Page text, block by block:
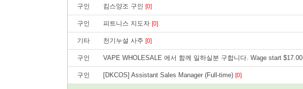
구인 킴스양조 구인 [0]
구인 피트니스 지도자 [0]
기타 천기누설 사주 [0]
구인 VAPE WHOLESALE 에서 함께 일하실분 구합니다. Wage start $17.00
구인 [DKCOS] Assistant Sales Manager (Full-time) [0]